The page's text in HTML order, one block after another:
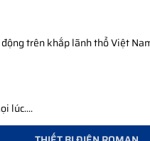
trên khắp lãnh thổ Việt
lúc....